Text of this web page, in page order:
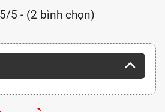
5/5 - (2 bình chọn)